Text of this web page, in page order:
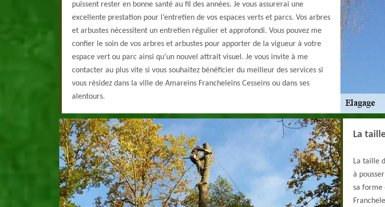
puissent rester en bonne santé au fil des années. Je vous assurerai une
excellente prestation pour l’entretien de vos espaces verts et parcs. Vos arbres
et arbustes nécessitent un entretien régulier et approfondi. Vous pouvez me
confier le soin de vos arbres et arbustes pour apporter de la vigueur à votre
espace vert ou parc ainsi qu’un nouvel attrait visuel. Je vous invite à me
contacter au plus vite si vous souhaitez bénéficier du meilleur des services si
vous résidez dans la ville de Amareins Francheleins Cesseins ou dans ses
alentours.
La
La taille
à
sa forme